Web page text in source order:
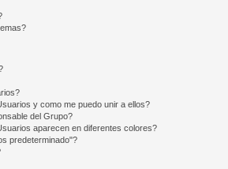
y como me puedo unir a ellos?
del Grupo?
aparecen en diferentes colores?
predeterminado"?